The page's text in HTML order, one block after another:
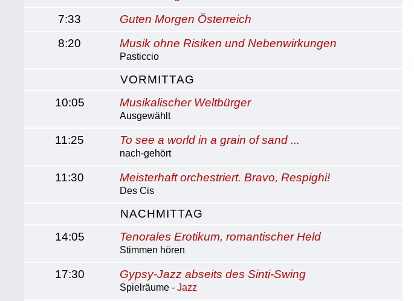
7:33
Guten Morgen Österreich
8:20
Musik ohne Risiken und Nebenwirkungen
Pasticcio
VORMITTAG
10:05
Musikalischer Weltbürger
Ausgewählt
11:25 To see a world in a grain of sand ...
nach-gehört
11:30 Meisterhaft orchestriert. Bravo, Respighi!
Des Cis
NACHMITTAG
14:05
Tenorales Erotikum, romantischer Held
Stimmen hören
17:30 Gypsy-Jazz abseits des Sinti-Swing
Spielräume -Jazz